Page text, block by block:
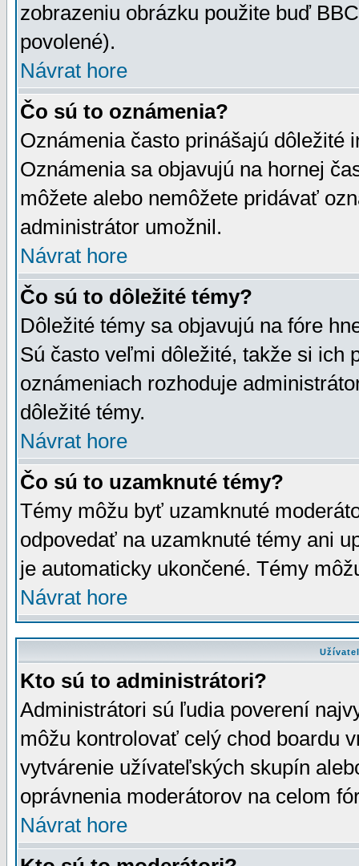
zobrazeniu obrázku použite buď
povolené).
Návrat hore
Čo sú to oznámenia?
Oznámenia často prinášajú dôležité
Oznámenia sa objavujú na hornej
môžete alebo nemôžete pridávať
administrátor umožnil.
Návrat hore
Čo sú to dôležité témy?
Dôležité témy sa objavujú na fóre
Sú často veľmi dôležité, takže si ich
oznámeniach rozhoduje
dôležité témy.
Návrat hore
Čo sú to uzamknuté témy?
Témy môžu byť uzamknuté
odpovedať na uzamknuté témy ani
je automaticky ukončené. Témy
Návrat hore
Kto sú to administrátori?
Administrátori sú ľudia poverení
môžu kontrolovať celý chod boardu
vytvárenie užívateľských skupín
oprávnenia moderátorov na celom
Návrat hore